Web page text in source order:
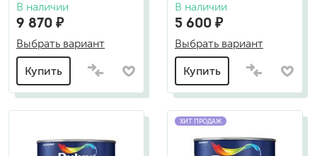
В наличии
9 870 ₽
Выбрать вариант
Купить
В наличии
5 600 ₽
Выбрать вариант
Купить
ХИТ ПРОДАЖ